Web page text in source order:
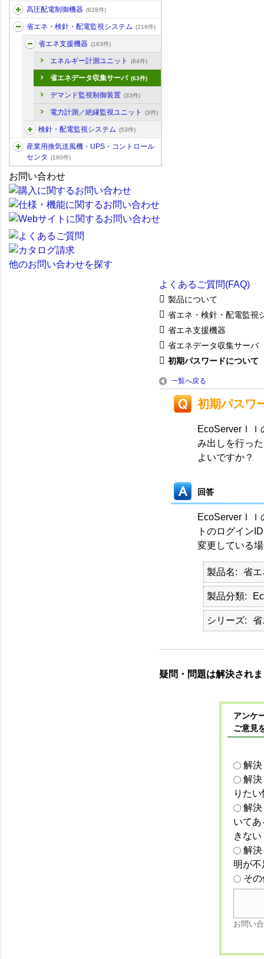
高圧配電制御機器 (628件)
省エネ・検針・配電監視システム (216件)
省エネ支援機器 (163件)
エネルギー計測ユニット (64件)
省エネデータ収集サーバ (63件)
デマンド監視制御装置 (33件)
電力計測／絶縁監視ユニット (3件)
検針・配電監視システム (53件)
産業用換気送風機・UPS・コントロール
センタ
(160件)
お問い合わせ
他のお問い合わせを探す
よくあるご質問(FAQ)
製品について
省エネ・検針・配電監視
省エネ支援機器
省エネデータ収集サーバ
初期パスワードについて
一覧へ戻る
初期パスワ
EcoServerＩ
み出しを行っ
よいですか？
回答
EcoServerＩ
トのログイン
変更している
製品名 省
製品分類
シリーズ 省
疑問・問題は解決され
アンケ
ご意見
解
解
りた
解
いて
きない
解
明が
そ
お問い